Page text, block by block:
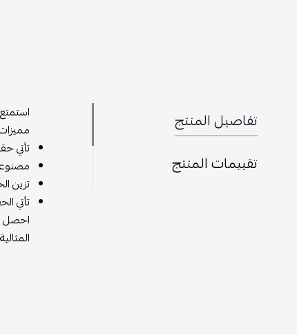
تفاصيل المنتج
تقييمات المنتج
تأتي
تزين
تأتي
احصل